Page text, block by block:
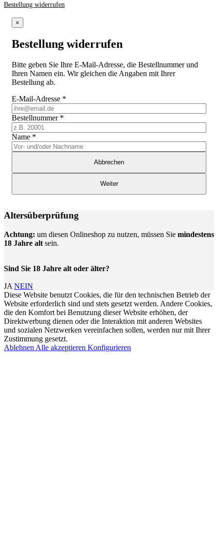
Bestellung widerrufen
×
Bestellung widerrufen
Bitte geben Sie Ihre E-Mail-Adresse, die Bestellnummer und
Ihren Namen ein. Wir gleichen die Angaben mit Ihrer
Bestellung ab.
E-Mail-Adresse *
Bestellnummer *
Name *
Abbrechen
Weiter
Altersüberprüfung
Achtung: um diesen Onlineshop zu nutzen, müssen Sie mindestens
18 Jahre alt sein.
Sind Sie 18 Jahre alt oder älter?
JA NEIN
Diese Website benutzt Cookies, die für den technischen Betrieb der
Website erforderlich sind und stets gesetzt werden. Andere Cookies,
die den Komfort bei Benutzung dieser Website erhöhen, der
Direktwerbung dienen oder die Interaktion mit anderen Websites
und sozialen Netzwerken vereinfachen sollen, werden nur mit Ihrer
Zustimmung gesetzt.
Ablehnen Alle akzeptieren Konfigurieren